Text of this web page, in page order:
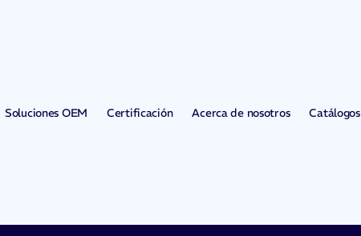
Soluciones OEM Certificación Acerca de nosotros Catálogos